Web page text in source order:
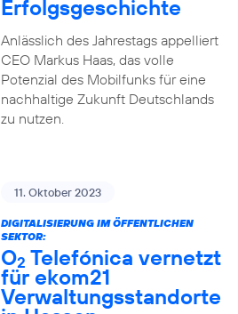
Erfolgsgeschichte
Anlässlich des Jahrestags appelliert
CEO Markus Haas, das volle
Potenzial des Mobilfunks für eine
nachhaltige Zukunft Deutschlands
zu nutzen.
11. Oktober 2023
DIGITALISIERUNG IM ÖFFENTLICHEN
SEKTOR:
O2 Telefónica vernetzt
für ekom21
Verwaltungsstandorte